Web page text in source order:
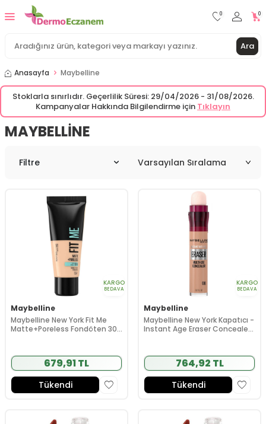
Ara
0 0
Anasayfa Maybelline
Stoklarla sınırlıdır. Geçerlilik Süresi: 29/04/2026 - 31/08/2026.
Kampanyalar Hakkında Bilgilendirme için Tıklayın
MAYBELLINE
Filtre
KARGO
BEDAVA
Maybelline
Maybelline New York Fit Me
Matte+Poreless Fondöten 30
679,91 TL
Tükendi
KARGO
BEDAVA
Maybelline
Maybelline New York Kapatıcı -
Instant Age Eraser Concealer
764,92 TL
Tükendi